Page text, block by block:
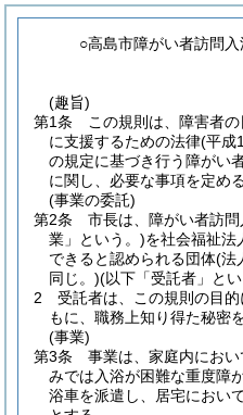
○高島市障がい者訪問
(趣旨)
第1条
この規則は、障害者
に支援するための法律(平成
の規定に基づき行う障がい
に関し、必要な事項を定め
(事業の委託)
第2条
市長は、障がい者訪
業」という。)を社会福祉法
できると認められる団体(法
同じ。)(以下「受託者」と
2
受託者は、この規則の目
もに、職務上知り得た秘密
(事業)
第3条
事業は、家庭内にお
みでは入浴が困難な重度障
浴車を派遣し、居宅におい